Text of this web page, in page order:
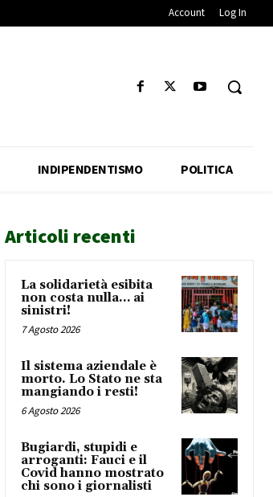
Account Log In
INDIPENDENTISMO POLITICA
Articoli recenti
La solidarietà esibita
non costa nulla… ai
sinistri!
7 Agosto 2026
Il sistema aziendale è
morto. Lo Stato ne sta
mangiando i resti!
6 Agosto 2026
Bugiardi, stupidi e
arroganti: Fauci e il
Covid hanno mostrato
chi sono i giornalisti